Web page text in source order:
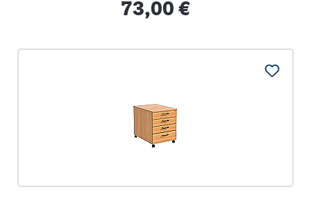
Regulärer Preis:
73,00 €